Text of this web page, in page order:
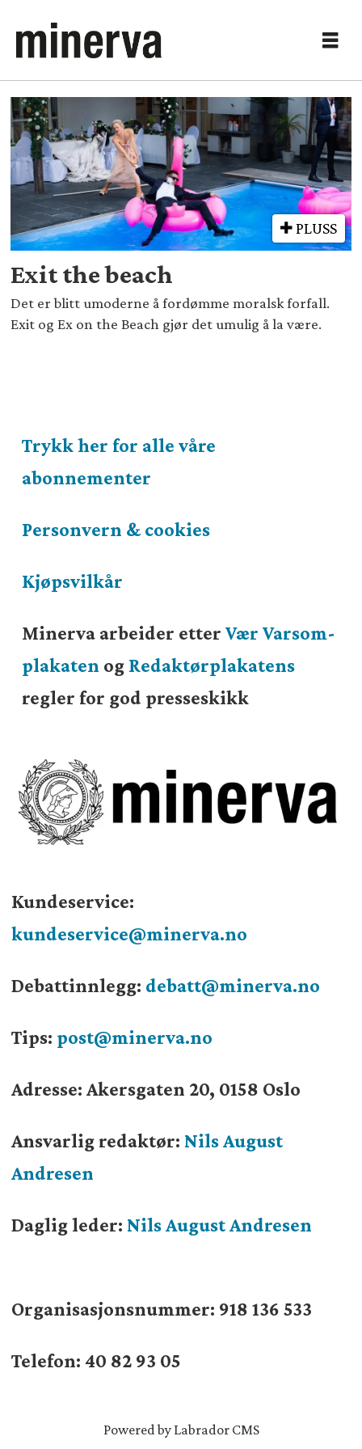
Tag:
paradise
PLUSS
Exit the beach
Det er blitt umoderne å fordømme moralsk forfall.
Exit og Ex on the Beach gjør det umulig å la være.
Trykk her for alle våre
abonnementer
Personvern & cookies
Kjøpsvilkår
Minerva arbeider etterVær Varsom-
plakaten og Redaktørplakatens
regler for god presseskikk
Kundeservice:
kundeservice@minerva.no
Debattinnlegg: debatt@minerva.no
Tips: post@minerva.no
Adresse: Akersgaten 20, 0158 Oslo
Ansvarlig redaktør: Nils August
Andresen
Daglig leder: Nils August Andresen
Organisasjonsnummer: 918 136 533
Telefon: 40 82 93 05
Powered by Labrador CMS